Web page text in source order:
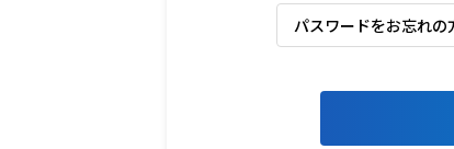
パスワードをお忘れの